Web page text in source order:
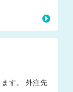
す。 外注先